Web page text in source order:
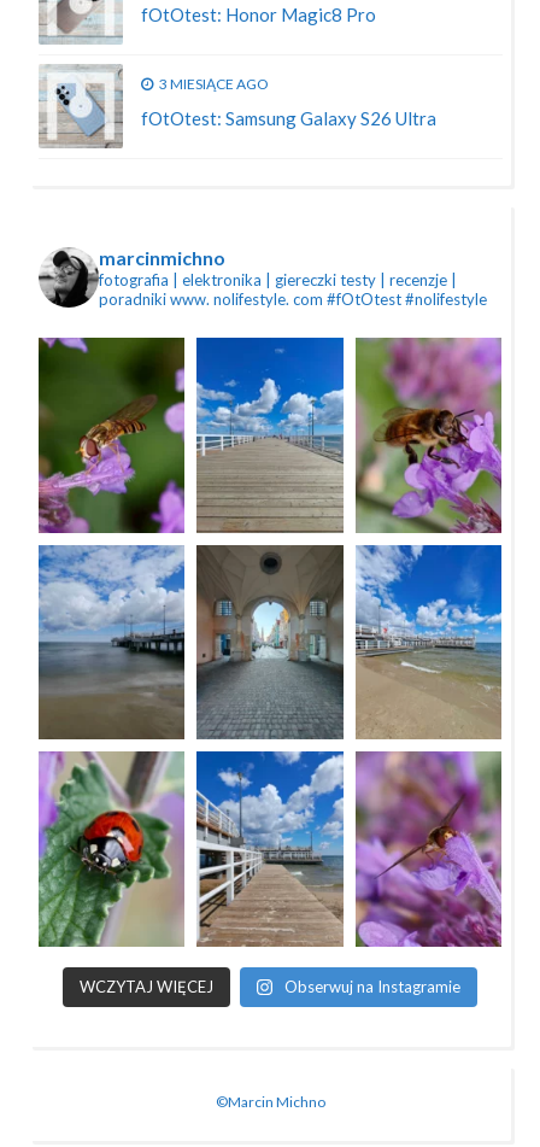
fOtOtest: Honor Magic8 Pro
3 MIESIĄCE AGO
fOtOtest: Samsung Galaxy S26 Ultra
marcinmichno
fotografia | elektronika | giereczkitesty | recenzje |
poradnikiwww. nolifestyle. com #fOtOtest #nolifestyle
WCZYTAJ WIĘCEJ Obserwuj na Instagramie
©Marcin Michno